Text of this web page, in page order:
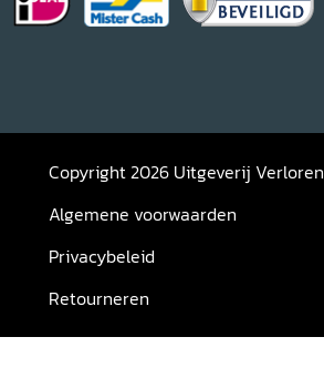
Copyright 2026 Uitgeverij Verloren
Algemene voorwaarden
Privacybeleid
Retourneren